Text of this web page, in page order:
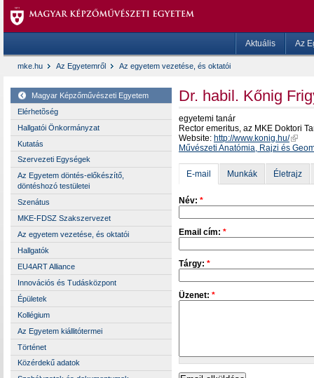
Aktuális Az
mke.hu Az Egyetemről Az egyetem vezetése, és oktatói
Magyar Képzőművészeti Egyetem
Elérhetõség
Hallgatói Önkormányzat
Kutatás
Szervezeti Egységek
Az Egyetem döntés-előkészítő,
döntéshozó testületei
Szenátus
MKE-FDSZ Szakszervezet
Az egyetem vezetése, és oktatói
Hallgatók
EU4ART Alliance
Innovációs és Tudásközpont
Épületek
Kollégium
Az Egyetem kiállitótermei
Történet
Közérdekű adatok
Dr. habil. Kőnig
egyetemi tanár
Rector emeritus, az MKE Doktori
Website: http://www.konig.hu/
Művészeti Anatómia, Rajzi és
E-mail Munkák Életrajz
Név: *
Email cím: *
Tárgy: *
Üzenet: *